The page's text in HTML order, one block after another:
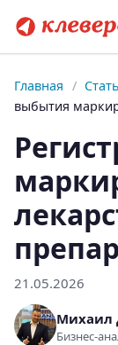
Главная /
выбытия
21.05.2026
Михаил
Бизнес-